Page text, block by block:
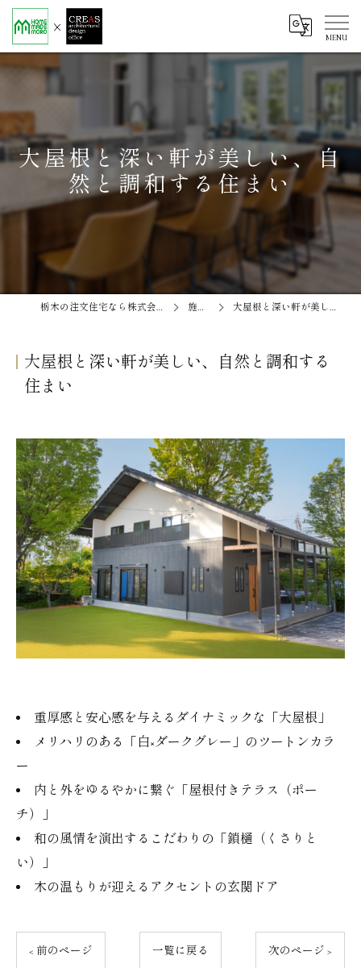
大屋根と深い軒が美しい、自
然と調和する住まい
栃木の注文住宅なら株式会社ソエル ホームメイド茂呂 施工事例 大屋根と深い軒が美しい、自然と調和する住まい
大屋根と深い軒が美しい、自然と調和する
住まい
重厚感と安心感を与えるダイナミックな「大屋根」
メリハリのある「白×ダークグレー」のツートンカラ
ー
内と外をゆるやかに繋ぐ「屋根付きテラス（ポー
チ）」
和の風情を演出するこだわりの「鎖樋（くさりと
い）」
木の温もりが迎えるアクセントの玄関ドア
< 前のページ 一覧に戻る 次のページ >